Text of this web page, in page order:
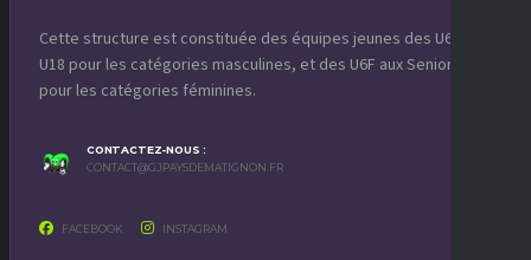
Cette structure est constituée des équipes jeunes des U6 aux
U18 pour les catégories masculines, et des U6F aux Seniors F
pour les catégories féminines.
CONTACTEZ-NOUS :
CONTACT@GJPAYSDEMATIGNON.FR
FACEBOOK INSTAGRAM